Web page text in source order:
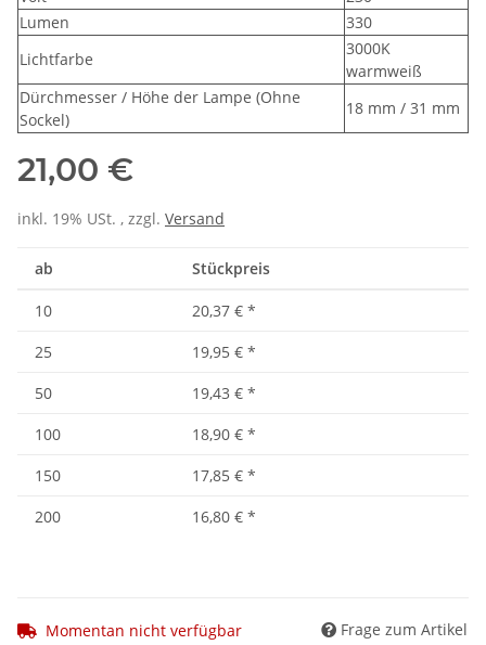
Lumen
330
Lichtfarbe
3000K
warmweiß
Dürchmesser / Höhe der Lampe (Ohne
Sockel)
18 mm / 31 mm
21,00 €
inkl. 19% USt. , zzgl. Versand
ab Stückpreis
10 20,37 € *
25
19,95 € *
50
19,43 € *
100
18,90 € *
150
17,85 € *
200
16,80 € *
Momentan nicht verfügbar Frage zum Artikel